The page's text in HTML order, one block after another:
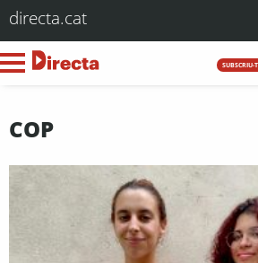
directa.cat
SUBSCRIU-
COP